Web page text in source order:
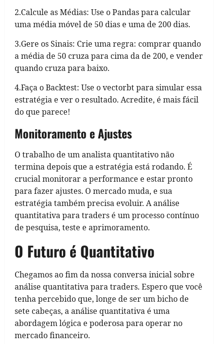
2.Calcule as Médias: Use o Pandas para calcular
uma média móvel de 50 dias e uma de 200 dias.
3.Gere os Sinais: Crie uma regra: comprar quando
a média de 50 cruza para cima da de 200, e vender
quando cruza para baixo.
4.Faça o Backtest: Use o vectorbt para simular essa
estratégia e ver o resultado. Acredite, é mais fácil
do que parece!
Monitoramento e Ajustes
O trabalho de um analista quantitativo não
termina depois que a estratégia está rodando. É
crucial monitorar a performance e estar pronto
para fazer ajustes. O mercado muda, e sua
estratégia também precisa evoluir. A análise
quantitativa para traders é um processo contínuo
de pesquisa, teste e aprimoramento.
O Futuro é Quantitativo
Chegamos ao fim da nossa conversa inicial sobre
análise quantitativa para traders. Espero que você
tenha percebido que, longe de ser um bicho de
sete cabeças, a análise quantitativa é uma
abordagem lógica e poderosa para operar no
mercado financeiro.